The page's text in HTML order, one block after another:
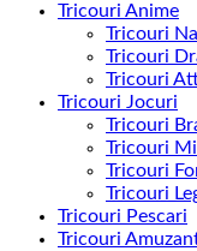
Tricouri Anime
Tricouri
Tricouri
Tricouri
Tricouri Jocuri
Tricouri
Tricouri
Tricouri
Tricouri
Tricouri Pescari
Tricouri